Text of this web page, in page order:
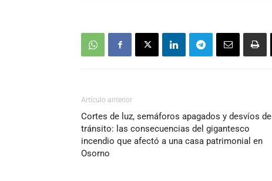
Artículo anterior
Cortes de luz, semáforos apagados y desvíos de
tránsito: las consecuencias del gigantesco
incendio que afectó a una casa patrimonial en
Osorno